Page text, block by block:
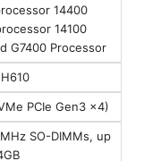
14400
14100
G7400 Processor
PCIe Gen3 x4)
SO-DIMMs, up